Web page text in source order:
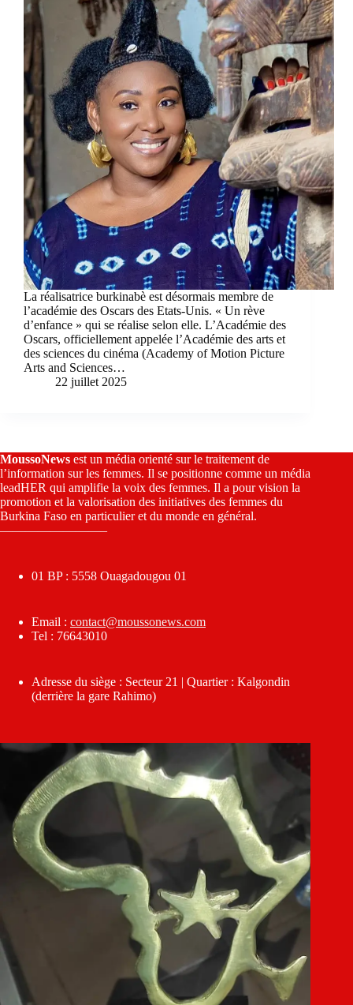
La réalisatrice burkinabè est désormais membre de
l’académie des Oscars des Etats-Unis. « Un rève
d’enfance » qui se réalise selon elle. L’Académie des
Oscars, officiellement appelée l’Académie des arts et
des sciences du cinéma (Academy of Motion Picture
Arts and Sciences…
22 juillet 2025
MoussoNews est un média orienté sur le traitement de
l’information sur les femmes. Il se positionne comme un média
leadHER qui amplifie la voix des femmes. Il a pour vision la
promotion et la valorisation des initiatives des femmes du
Burkina Faso en particulier et du monde en général.
————————–
01 BP : 5558 Ouagadougou 01
Email : contact@moussonews.com
Tel : 76643010
Adresse du siège : Secteur 21 | Quartier : Kalgondin
(derrière la gare Rahimo)